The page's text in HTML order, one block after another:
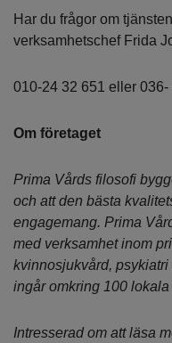
Har du frågor om
verksamhetschef Frida
010-24 32 651 eller 036-
Om företaget
Prima Vårds filosofi
och att den bästa
engagemang. Prima
med verksamhet inom
kvinnosjukvård,
ingår omkring 100
Intresserad om att läsa